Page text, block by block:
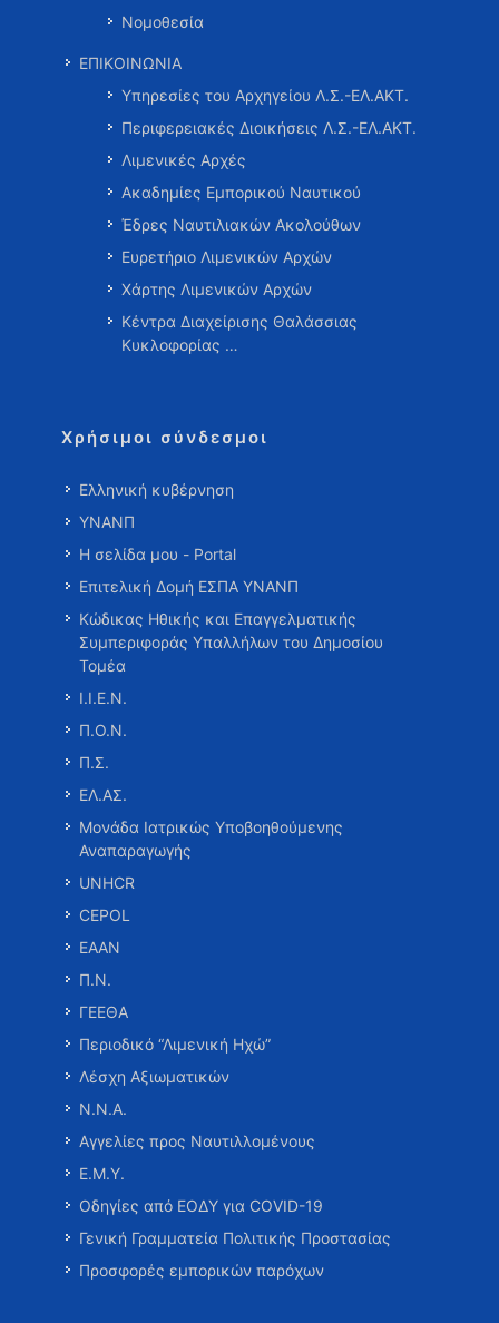
Νομοθεσία
ΕΠΙΚΟΙΝΩΝΙΑ
Υπηρεσίες του Αρχηγείου Λ.Σ.-ΕΛ.ΑΚΤ.
Περιφερειακές Διοικήσεις Λ.Σ.-ΕΛ.ΑΚΤ.
Λιμενικές Αρχές
Ακαδημίες Εμπορικού Ναυτικού
Έδρες Ναυτιλιακών Ακολούθων
Ευρετήριο Λιμενικών Αρχών
Χάρτης Λιμενικών Αρχών
Κέντρα Διαχείρισης Θαλάσσιας
Κυκλοφορίας …
Χρήσιμοι σύνδεσμοι
Ελληνική κυβέρνηση
ΥΝΑΝΠ
Η σελίδα μου - Portal
Επιτελική Δομή ΕΣΠΑ ΥΝΑΝΠ
Κώδικας Ηθικής και Επαγγελματικής
Συμπεριφοράς Υπαλλήλων του Δημοσίου
Τομέα
Ι.Ι.Ε.Ν.
Π.Ο.Ν.
Π.Σ.
ΕΛ.ΑΣ.
Μονάδα Ιατρικώς Υποβοηθούμενης
Αναπαραγωγής
UNHCR
CEPOL
ΕΑΑΝ
Π.Ν.
ΓΕΕΘΑ
Περιοδικό “Λιμενική Ηχώ”
Λέσχη Αξιωματικών
Ν.Ν.Α.
Αγγελίες προς Ναυτιλλομένους
Ε.Μ.Υ.
Οδηγίες από ΕΟΔΥ για COVID-19
Γενική Γραμματεία Πολιτικής Προστασίας
Προσφορές εμπορικών παρόχων